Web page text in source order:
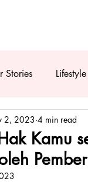
Stories Lifestyle
Kamu
2, 2023 4 min read